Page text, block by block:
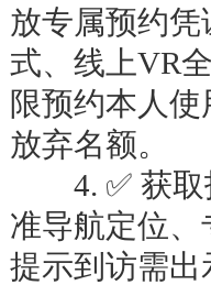
放专属预约
式、线上VR
限预约本人
放弃名额。
4. ✅ 获取
准导航定位
提示到访需